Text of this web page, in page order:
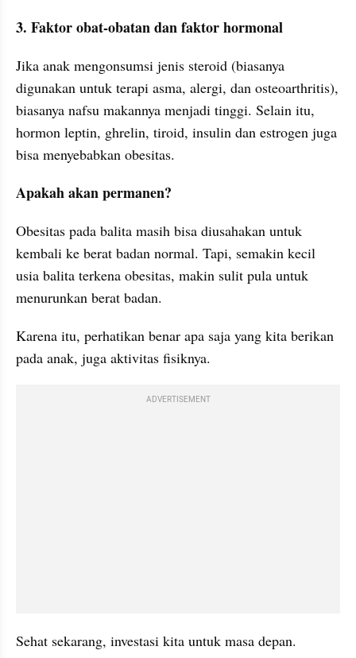
3. Faktor obat-obatan dan faktor hormonal
Jika anak mengonsumsi jenis steroid (biasanya
digunakan untuk terapi asma, alergi, dan osteoarthritis),
biasanya nafsu makannya menjadi tinggi. Selain itu,
hormon leptin, ghrelin, tiroid, insulin dan estrogen juga
bisa menyebabkan obesitas.
Apakah akan permanen?
Obesitas pada balita masih bisa diusahakan untuk
kembali ke berat badan normal. Tapi, semakin kecil
usia balita terkena obesitas, makin sulit pula untuk
menurunkan berat badan.
Karena itu, perhatikan benar apa saja yang kita berikan
pada anak, juga aktivitas fisiknya.
ADVERTISEMENT
Sehat sekarang, investasi kita untuk masa depan.